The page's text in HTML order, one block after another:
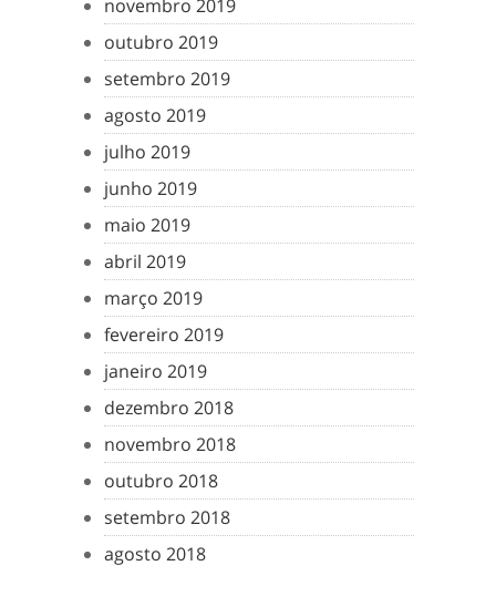
novembro 2019
outubro 2019
setembro 2019
agosto 2019
julho 2019
junho 2019
maio 2019
abril 2019
março 2019
fevereiro 2019
janeiro 2019
dezembro 2018
novembro 2018
outubro 2018
setembro 2018
agosto 2018